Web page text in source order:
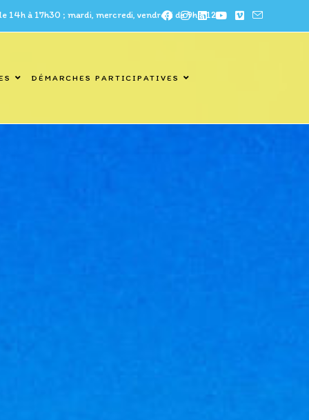
; mardi, mercredi, vendredi de 9h à 12h
DÉMARCHES PARTICIPATIVES